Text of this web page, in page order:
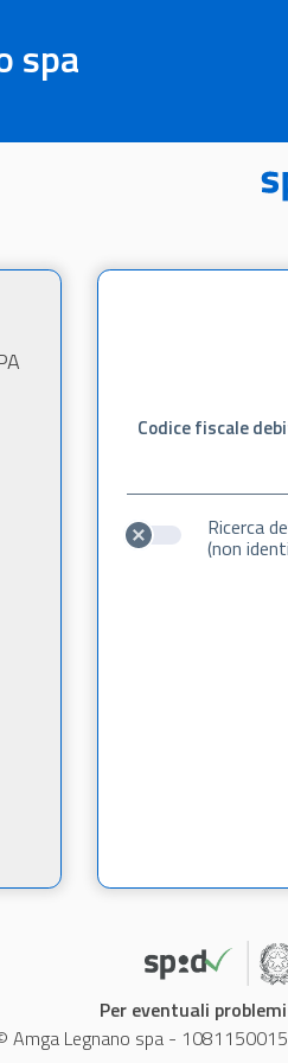
spa
Codice fiscale
Ricerca
(non
Per eventuali
Amga Legnano spa -